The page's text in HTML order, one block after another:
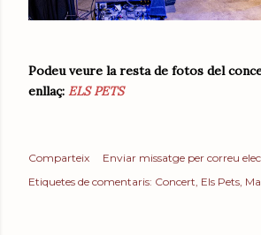
Podeu veure la resta de fotos del
enllaç: ELS PETS
Comparteix
Enviar missatge per correu
Etiquetes de comentaris: Concert Els Pets